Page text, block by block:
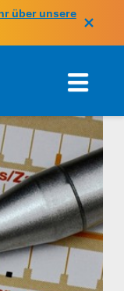
über unsere